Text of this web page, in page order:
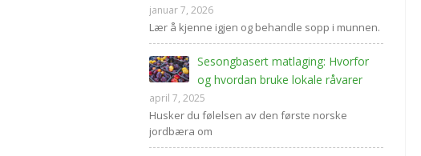
januar 7, 2026
Lær å kjenne igjen og behandle sopp i munnen.
Sesongbasert matlaging: Hvorfor
og hvordan bruke lokale råvarer
april 7, 2025
Husker du følelsen av den første norske
jordbæra om